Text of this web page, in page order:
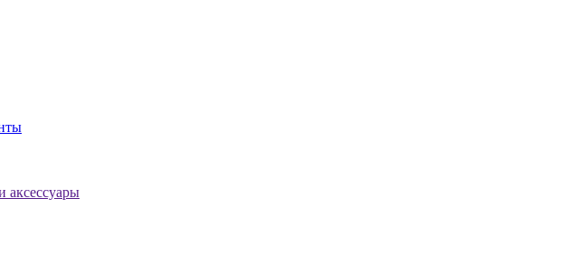
аксессуары